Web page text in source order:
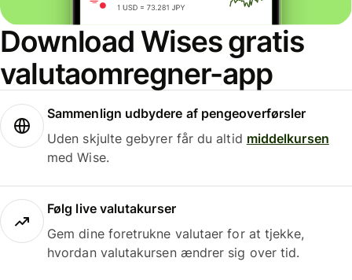
Download Wises gratis
valutaomregner-app
Sammenlign udbydere af pengeoverførsler
Uden skjulte gebyrer får du altid middelkursen
med Wise.
Følg live valutakurser
Gem dine foretrukne valutaer for at tjekke,
hvordan valutakursen ændrer sig over tid.